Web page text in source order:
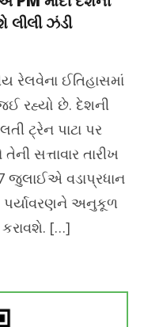
ઝંડી
રેલવેના ઈતિહાસમાં
રહ્યો છે. દેશની
ટ્રેન પાટા પર
સત્તાવાર તારીખ
વડાપ્રધાન
પર્યાવરણને અનુકૂળ
[…]